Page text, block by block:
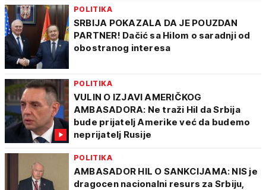
POLITIKA
SRBIJA POKAZALA DA JE POUZDAN
PARTNER! Dačić sa Hilom o saradnji od
obostranog interesa
POLITIKA
VULIN O IZJAVI AMERIČKOG
AMBASADORA: Ne traži Hil da Srbija
bude prijatelj Amerike već da budemo
neprijatelj Rusije
POLITIKA
AMBASADOR HIL O SANKCIJAMA: NIS je
dragocen nacionalni resurs za Srbiju,